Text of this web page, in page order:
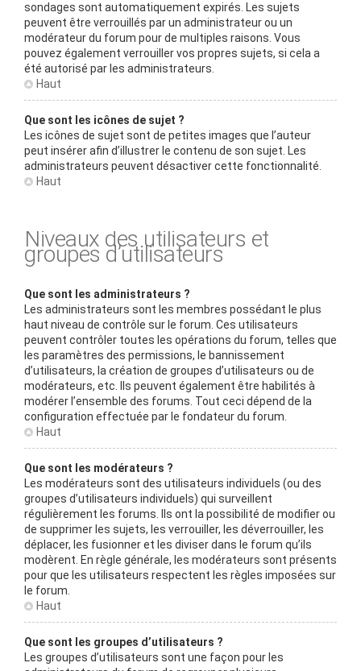
sondages sont automatiquement expirés. Les sujets
peuvent être verrouillés par un administrateur ou un
modérateur du forum pour de multiples raisons. Vous
pouvez également verrouiller vos propres sujets, si cela a
été autorisé par les administrateurs.
Haut
Que sont les icônes de sujet ?
Les icônes de sujet sont de petites images que l’auteur
peut insérer afin d’illustrer le contenu de son sujet. Les
administrateurs peuvent désactiver cette fonctionnalité.
Haut
Niveaux des utilisateurs et
groupes d’utilisateurs
Que sont les administrateurs ?
Les administrateurs sont les membres possédant le plus
haut niveau de contrôle sur le forum. Ces utilisateurs
peuvent contrôler toutes les opérations du forum, telles que
les paramètres des permissions, le bannissement
d’utilisateurs, la création de groupes d’utilisateurs ou de
modérateurs, etc. Ils peuvent également être habilités à
modérer l’ensemble des forums. Tout ceci dépend de la
configuration effectuée par le fondateur du forum.
Haut
Que sont les modérateurs ?
Les modérateurs sont des utilisateurs individuels (ou des
groupes d’utilisateurs individuels) qui surveillent
régulièrement les forums. Ils ont la possibilité de modifier ou
de supprimer les sujets, les verrouiller, les déverrouiller, les
déplacer, les fusionner et les diviser dans le forum qu’ils
modèrent. En règle générale, les modérateurs sont présents
pour que les utilisateurs respectent les règles imposées sur
le forum.
Haut
Que sont les groupes d’utilisateurs ?
Les groupes d’utilisateurs sont une façon pour les